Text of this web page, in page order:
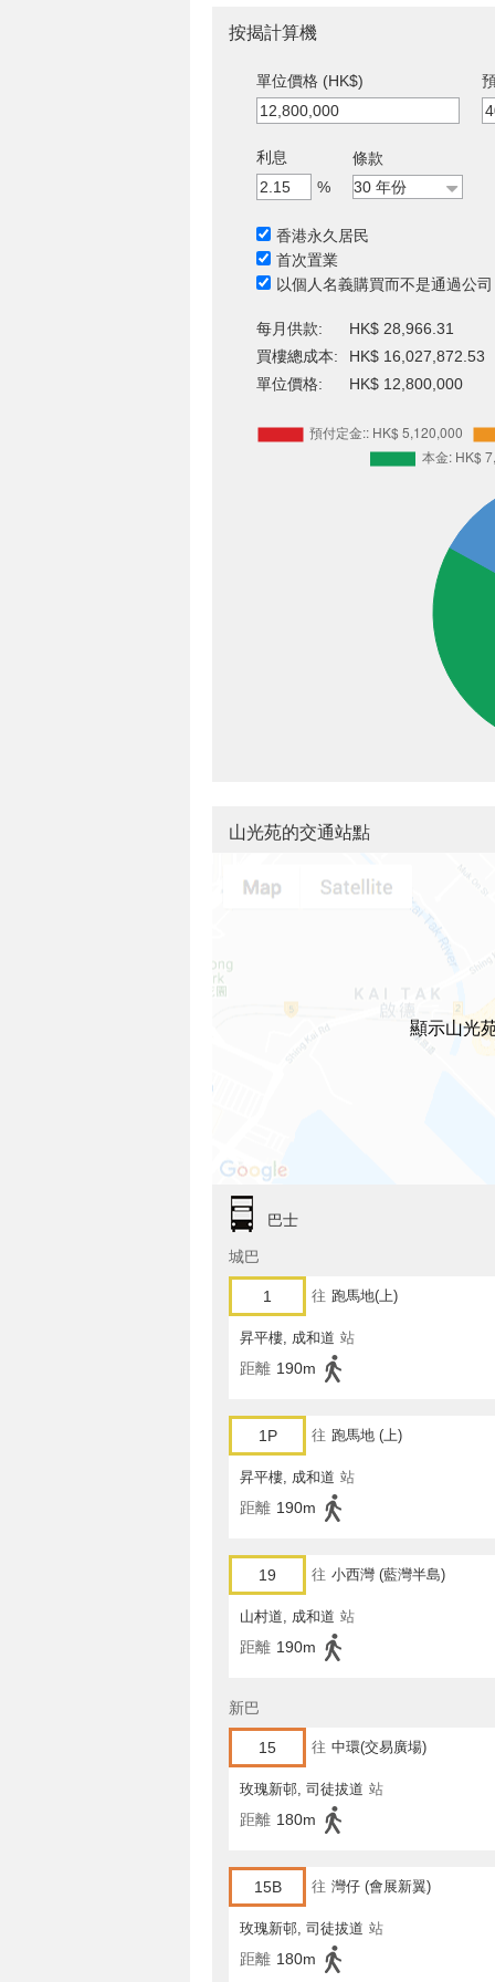
按揭計算機
單位價格 (HK$)
利息
%
條款
香港永久居民
首次置業
以個人名義購買而不是通過公司
每月供款:
HK$ 28,966.31
買樓總成本:
HK$ 16,027,872.53
單位價格:
HK$ 12,800,000
山光苑的交通站點
顯示山光
巴士
城巴
1 往 跑馬地(上)
昇平樓, 成和道 站
距離 190m
1P 往 跑馬地 (上)
昇平樓, 成和道 站
距離 190m
19 往 小西灣 (藍灣半島)
山村道, 成和道 站
距離 190m
新巴
15 往 中環(交易廣場)
玫瑰新邨, 司徒拔道 站
距離 180m
15B 往 灣仔 (會展新翼)
玫瑰新邨, 司徒拔道 站
距離 180m